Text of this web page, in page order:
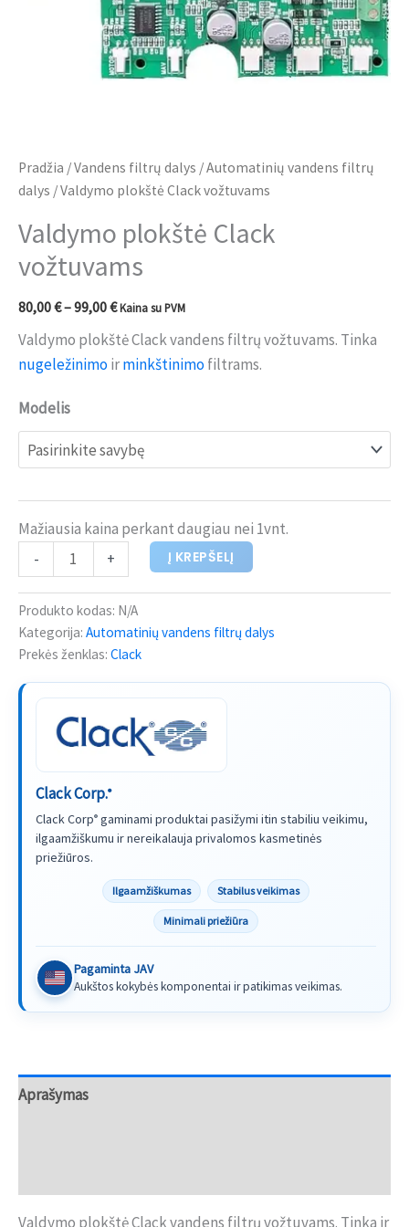
Pradžia /Vandens filtrų dalys /Automatinių vandens filtrų
dalys / Valdymo plokštė Clack vožtuvams
Valdymo plokštė Clack
vožtuvams
80,00€–99,00€Kaina su PVM
Valdymo plokštė Clack vandens filtrų vožtuvams. Tinka
nugeležinimoirminkštinimofiltrams.
Modelis
Mažiausia kaina perkant daugiau nei 1vnt.
-
+ Į KREPŠELĮ
Produkto kodas: N/A
Kategorija: Automatinių vandens filtrų dalys
Prekės ženklas: Clack
Clack Corp.®
Clack Corp® gaminami produktai pasižymi itin stabiliu veikimu,
ilgaamžiškumu ir nereikalauja privalomos kasmetinės
priežiūros.
Ilgaamžiškumas Stabilus veikimas
Minimali priežiūra
Pagaminta JAV
Aukštos kokybės komponentai ir patikimas veikimas.
Aprašymas
Valdymo plokštė Clack vandens filtrų vožtuvams. Tinka ir